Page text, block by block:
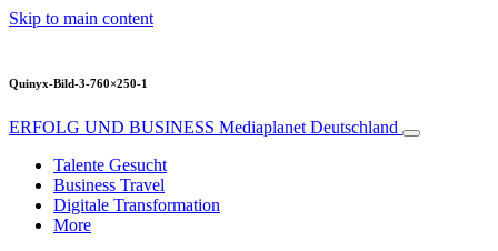
Skip to main content
Quinyx-Bild-3-760×250-1
ERFOLG UND BUSINESS Mediaplanet Deutschland
Talente Gesucht
Business Travel
Digitale Transformation
More